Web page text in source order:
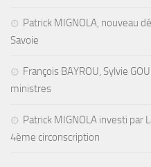
Patrick MIGNOLA, nouveau
Savoie
François BAYROU, Sylvie
ministres
Patrick MIGNOLA investi par
4ème circonscription